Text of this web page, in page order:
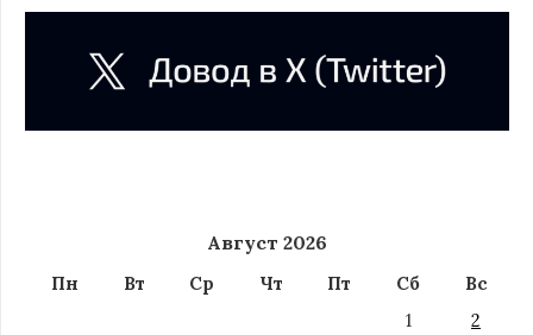
Август 2026
Пн Вт Ср Чт Пт Сб
Вс
1
2